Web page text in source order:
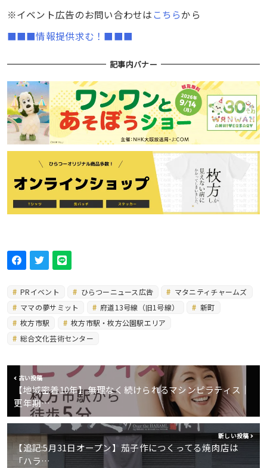
※イベント広告のお問い合わせは こちらから
■■■情報提供求む！■■■
記事内バナー
PRイベント ひらつーニュース広告
マタニティチャームズ
ママの夢サミット
府道13号線（旧1号線）
新町
枚方市駅
枚方市駅・枚方公園駅エリア
総合文化芸術センター
古い投稿
【地域密着10年】無理なく続けられるマシンピラティス│
更年期…
新しい投稿
【追記:5月31日オープン】茄子作につくってる焼肉店は
「ハラ…